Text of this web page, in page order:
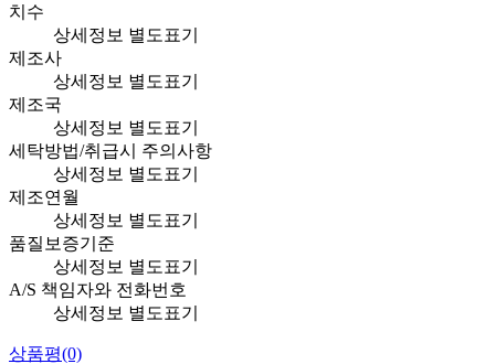
치수
상세정보 별도표기
제조사
상세정보 별도표기
제조국
상세정보 별도표기
세탁방법/취급시 주의사항
상세정보 별도표기
제조연월
상세정보 별도표기
품질보증기준
상세정보 별도표기
A/S 책임자와 전화번호
상세정보 별도표기
상품평(0)